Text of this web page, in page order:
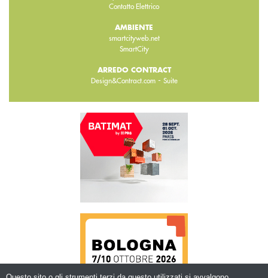
Contatto Elettrico
AMBIENTE
smartcityweb.net
SmartCity
ARREDO CONTRACT
Design&Contract.com- Suite